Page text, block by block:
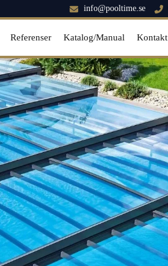
info@pooltime.se
Referenser Katalog/Manual Kontakt